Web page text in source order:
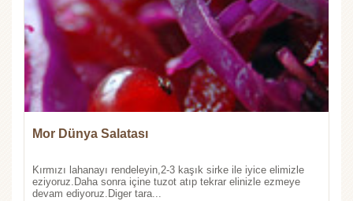
Mor Dünya Salatası
Kırmızı lahanayı rendeleyin,2-3 kaşık sirke ile iyice elimizle
eziyoruz.Daha sonra içine tuzot atıp tekrar elinizle ezmeye
devam ediyoruz.Diger tara...